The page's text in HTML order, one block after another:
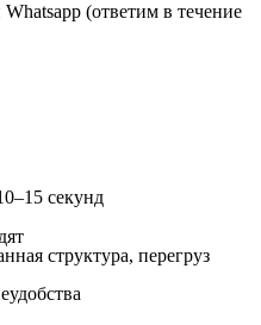
(ответим в течение
секунд
структура, перегруз